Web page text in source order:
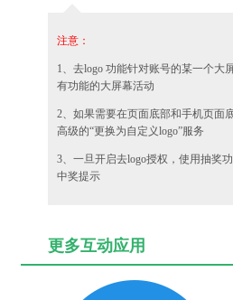
注意：
1、去logo 功能针对账号的某一个大
有功能的大屏幕活动
2、如果需要在页面底部和手机页面
高级的“更换为自定义logo”服务
3、一旦开启去logo授权，使用抽奖
中奖提示
更多互动应用